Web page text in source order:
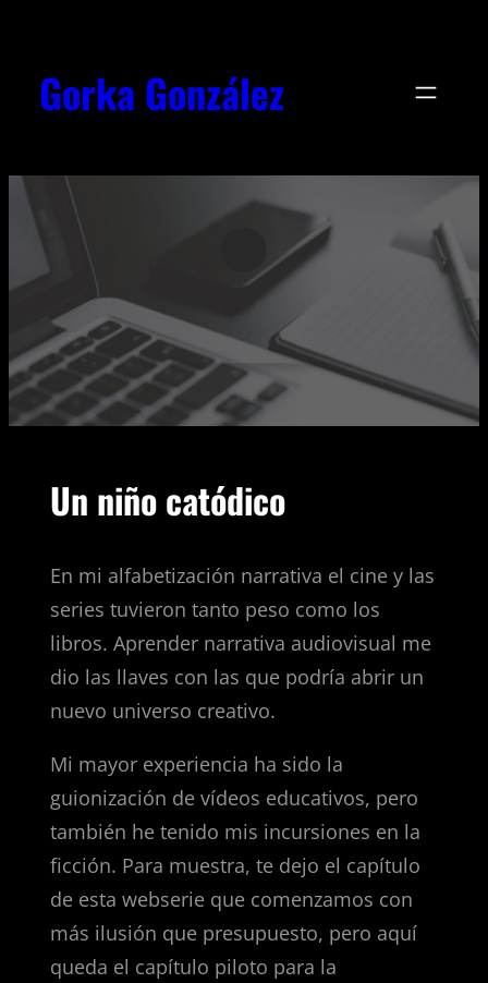
Gorka González
Un niño catódico
En mi alfabetización narrativa el cine y las
series tuvieron tanto peso como los
libros. Aprender narrativa audiovisual me
dio las llaves con las que podría abrir un
nuevo universo creativo.
Mi mayor experiencia ha sido la
guionización de vídeos educativos, pero
también he tenido mis incursiones en la
ficción. Para muestra, te dejo el capítulo
de esta webserie que comenzamos con
más ilusión que presupuesto, pero aquí
queda el capítulo piloto para la